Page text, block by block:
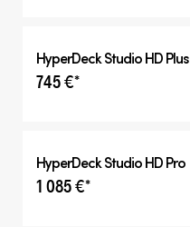
HyperDeck Studio HD Plus
745 €*
HyperDeck Studio HD Pro
1 085 €*